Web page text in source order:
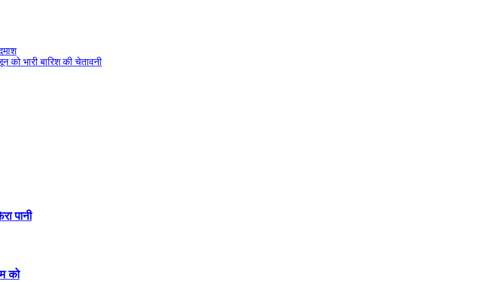
भारी बारिश की चेतावनी
पानी
को